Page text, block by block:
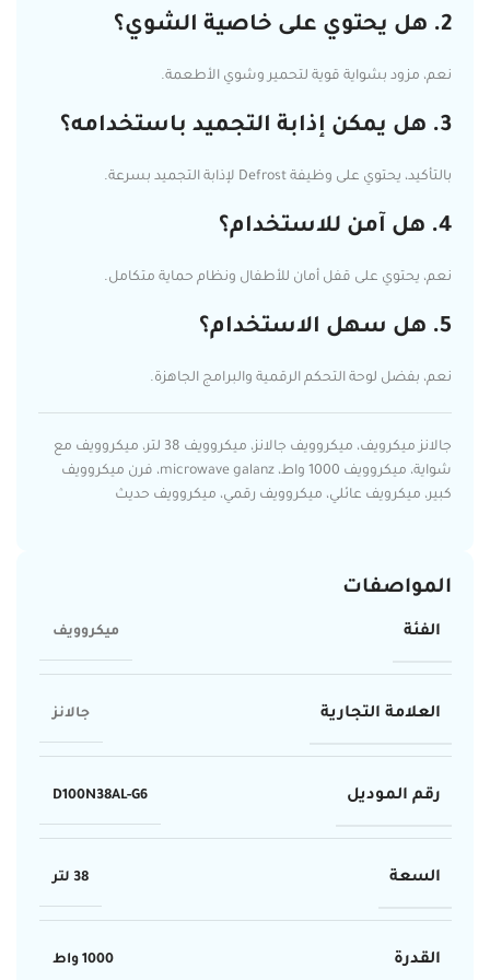
2. هل يحتوي على خاصية الشوي؟
نعم، مزود بشواية قوية لتحمير وشوي الأطعمة.
3. هل يمكن إذابة التجميد باستخدامه؟
بالتأكيد، يحتوي على وظيفة Defrost لإذابة التجميد بسرعة.
4. هل آمن للاستخدام؟
نعم، يحتوي على قفل أمان للأطفال ونظام حماية متكامل.
5. هل سهل الاستخدام؟
نعم، بفضل لوحة التحكم الرقمية والبرامج الجاهزة.
جالانز ميكرويف، ميكروويف جالانز، ميكروويف 38 لتر، ميكروويف مع
شواية، ميكروويف 1000 واط، microwave galanz، فرن ميكروويف
كبير، ميكرويف عائلي، ميكروويف رقمي، ميكروويف حديث
المواصفات
الفئة ميكروويف
العلامة التجارية جالانز
رقم الموديل D100N38AL-G6
السعة 38 لتر
القدرة 1000 واط